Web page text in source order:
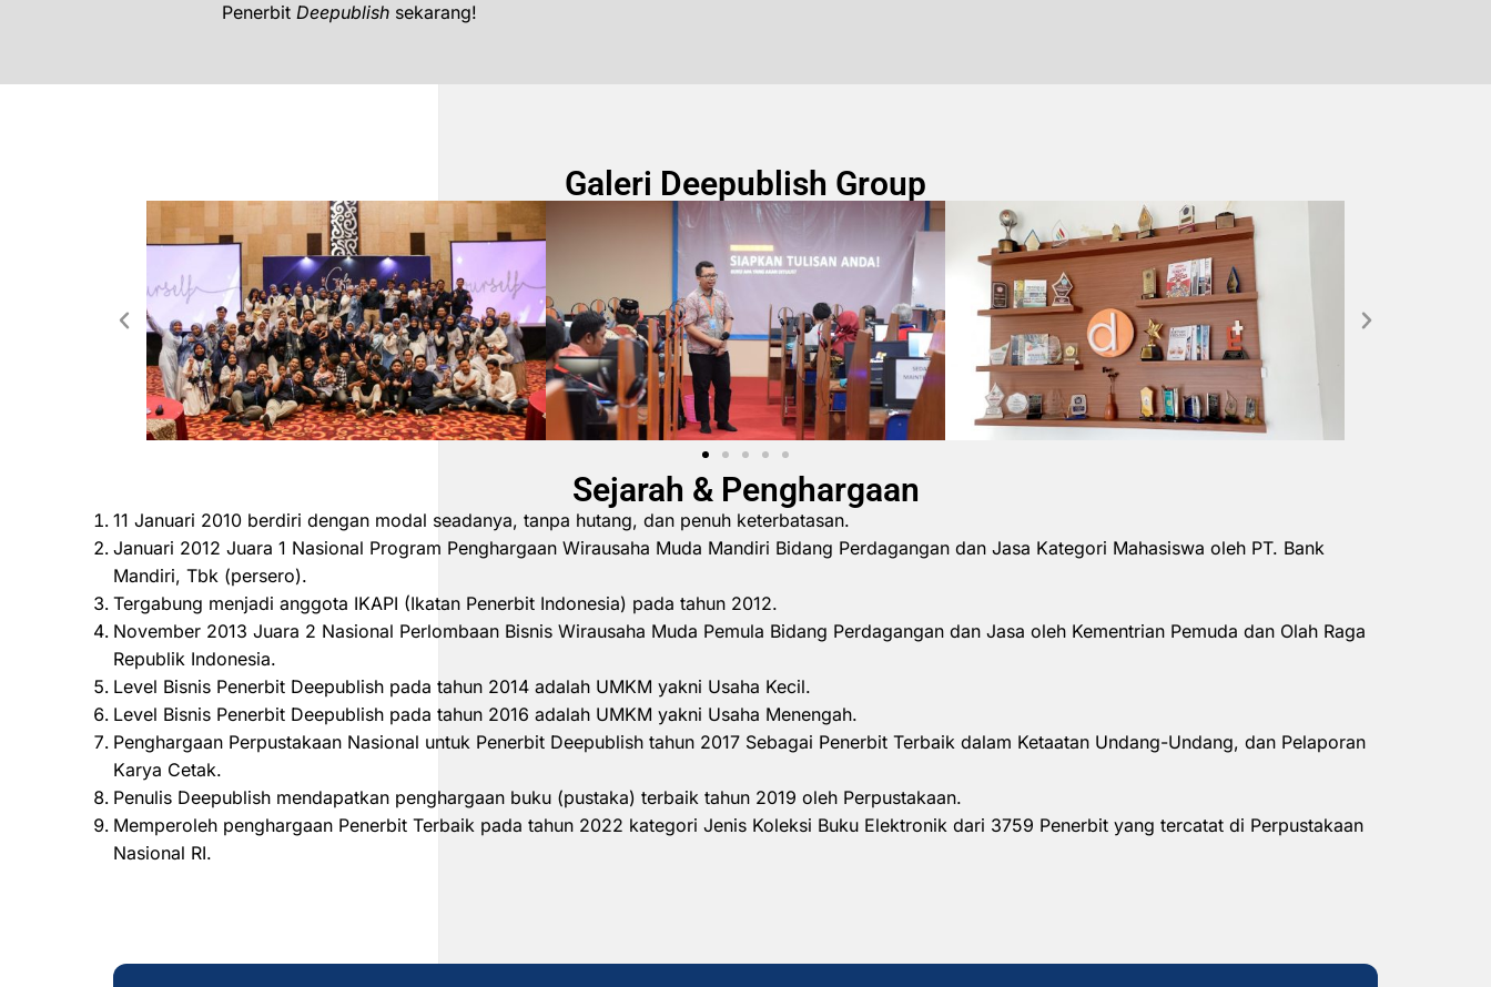
Penerbit Deepublish sekarang!
Galeri Deepublish Group
Sejarah & Penghargaan
11 Januari 2010 berdiri dengan modal seadanya, tanpa hutang, dan penuh keterbatasan.
Januari 2012 Juara 1 Nasional Program Penghargaan Wirausaha Muda Mandiri Bidang Perdagangan dan Jasa Kategori Mahasiswa oleh PT. Bank
Mandiri, Tbk (persero).
Tergabung menjadi anggota IKAPI (Ikatan Penerbit Indonesia) pada tahun 2012.
November 2013 Juara 2 Nasional Perlombaan Bisnis Wirausaha Muda Pemula Bidang Perdagangan dan Jasa oleh Kementrian Pemuda dan Olah Raga
Republik Indonesia.
Level Bisnis Penerbit Deepublish pada tahun 2014 adalah UMKM yakni Usaha Kecil.
Level Bisnis Penerbit Deepublish pada tahun 2016 adalah UMKM yakni Usaha Menengah.
Penghargaan Perpustakaan Nasional untuk Penerbit Deepublish tahun 2017 Sebagai Penerbit Terbaik dalam Ketaatan Undang-Undang, dan Pelaporan
Karya Cetak.
Penulis Deepublish mendapatkan penghargaan buku (pustaka) terbaik tahun 2019 oleh Perpustakaan.
Memperoleh penghargaan Penerbit Terbaik pada tahun 2022 kategori Jenis Koleksi Buku Elektronik dari 3759 Penerbit yang tercatat di Perpustakaan
Nasional RI.